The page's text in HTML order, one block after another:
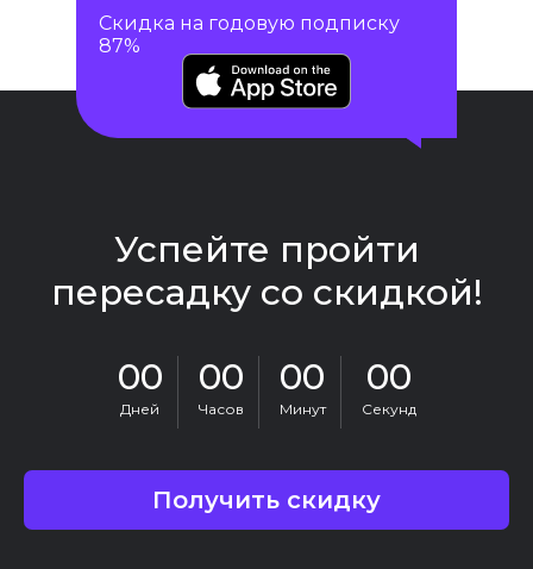
Скидка на годовую подписку
87%
Успейте пройти
пересадку со скидкой!
00
Дней
00
Часов
00
Минут
00
Секунд
Получить скидку